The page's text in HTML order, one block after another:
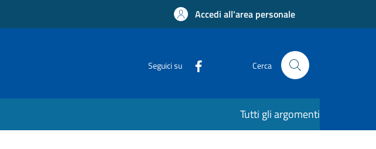
Accedi all'area personale
Seguici su Cerca
Tutti gli argomenti